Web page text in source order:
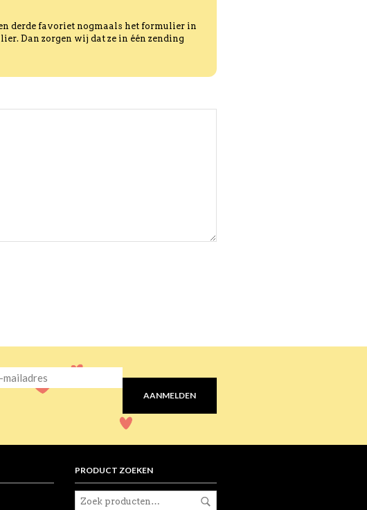
derde favoriet nogmaals het formulier in
Dan zorgen wij dat ze in één zending
* AANMELDEN
PRODUCT ZOEKEN